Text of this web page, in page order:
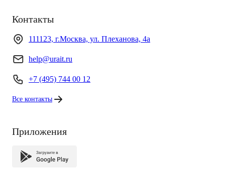
Контакты
111123, г.Москва, ул. Плеханова, 4а
help@urait.ru
+7 (495) 744 00 12
Все контакты
Приложения